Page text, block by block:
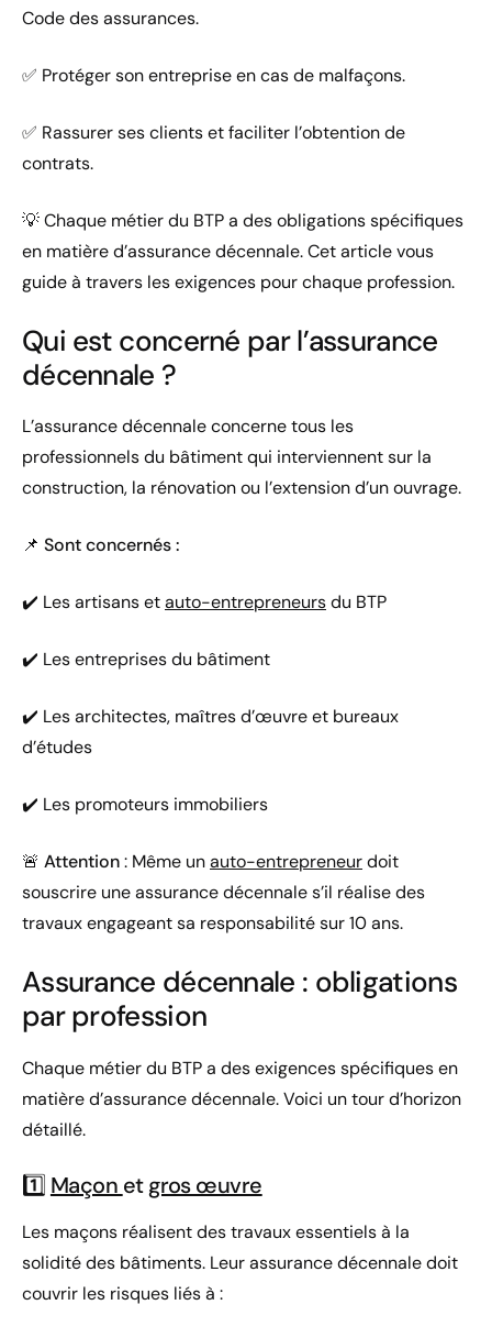
Code des assurances.
✅ Protéger son entreprise en cas de malfaçons.
✅ Rassurer ses clients et faciliter l’obtention de
contrats.
💡 Chaque métier du BTP a des obligations spécifiques
en matière d’assurance décennale. Cet article vous
guide à travers les exigences pour chaque profession.
Qui est concerné par l’assurance
décennale ?
L’assurance décennale concerne tous les
professionnels du bâtiment qui interviennent sur la
construction, la rénovation ou l’extension d’un ouvrage.
📌 Sont concernés :
✔️ Les artisans etauto-entrepreneursdu BTP
✔️ Les entreprises du bâtiment
✔️ Les architectes, maîtres d’œuvre et bureaux
d’études
✔️ Les promoteurs immobiliers
🚨 Attention: Même unauto-entrepreneurdoit
souscrire une assurance décennale s’il réalise des
travaux engageant sa responsabilité sur 10 ans.
Assurance décennale : obligations
par profession
Chaque métier du BTP a des exigences spécifiques en
matière d’assurance décennale. Voici un tour d’horizon
détaillé.
1️⃣ Maçon etgros œuvre
Les maçons réalisent des travaux essentiels à la
solidité des bâtiments. Leur assurance décennale doit
couvrir les risques liés à :